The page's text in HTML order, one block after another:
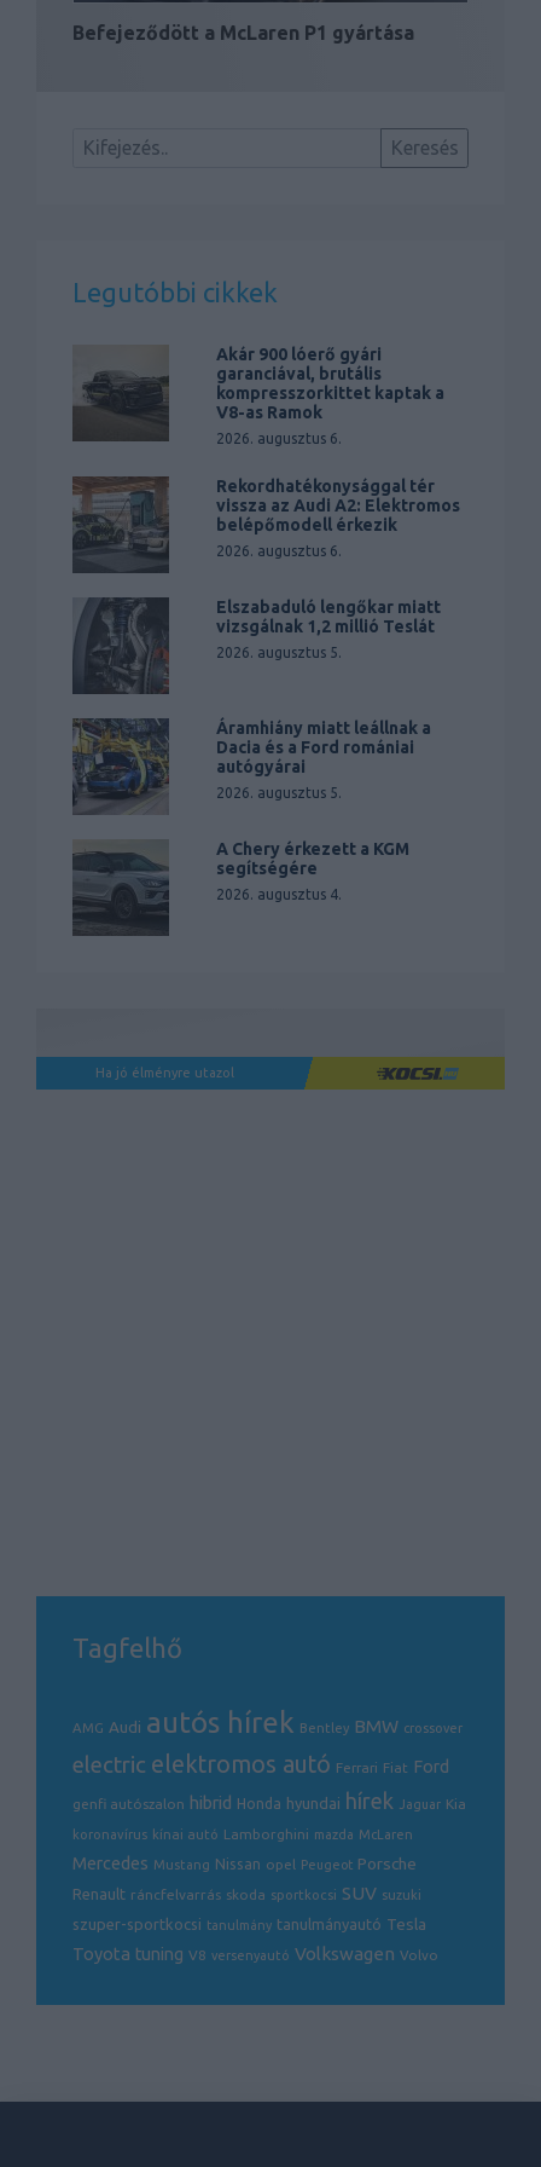
Befejeződött a McLaren P1 gyártása
Legutóbbi cikkek
Akár 900 lóerő gyári
garanciával, brutális
kompresszorkittet kaptak a
V8-as Ramok
2026. augusztus 6.
Rekordhatékonysággal tér
vissza az Audi A2: Elektromos
belépőmodell érkezik
2026. augusztus 6.
Elszabaduló lengőkar miatt
vizsgálnak 1,2 millió Teslát
2026. augusztus 5.
Áramhiány miatt leállnak a
Dacia és a Ford romániai
autógyárai
2026. augusztus 5.
A Chery érkezett a KGM
segítségére
2026. augusztus 4.
Ha jó élményre utazol
Tagfelhő
AMG Audi autós hírek Bentley BMW crossover
electric elektromos autó Ferrari Fiat Ford
genfi autószalon hibrid Honda hyundai hírek Jaguar Kia
koronavírus kínai autó Lamborghini mazda McLaren
Mercedes Mustang Nissan opel Peugeot Porsche
Renault ráncfelvarrás skoda sportkocsi SUV suzuki
szuper-sportkocsi tanulmány tanulmányautó Tesla
Toyota tuning V8 versenyautó Volkswagen Volvo